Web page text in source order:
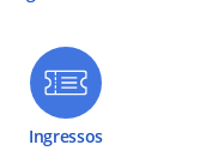
Ingressos